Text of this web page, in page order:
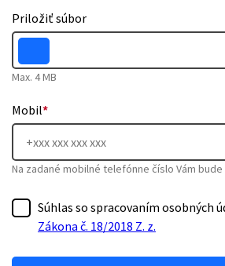
Priložiť súbor
Max. 4 MB
Mobil*
Na zadané mobilné telefónne číslo Vám
Súhlas so spracovaním osobných
Zákona č. 18/2018 Z. z.